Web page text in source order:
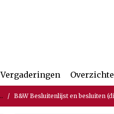
Vergaderingen
B&W Besluitenlijst en besluiten